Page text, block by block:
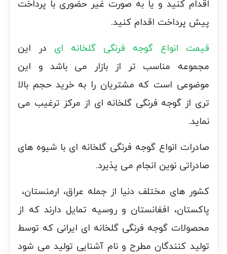
اقدام کنید و یا به صورت غیر حضوری با پرداخت
پیش پرداخت اقدام کنید.
قیمت انواع گوجه فرنگی گلخانه ای در این
مجموعه مناسب تر از بازار می باشد و این
موضوعی است که مشتریان را به خرید حجم بالا
تری از گوجه فرنگی گلخانه ای از مرکز ترغیب می
نماید.
صادرات انواع گوجه فرنگی گلخانه ای با شیوه های
صادراتی نوین انجام می پذیرد.
کشور های مختلف دنیا از جمله عراق، ارمنستان،
پاکستان، افغانستان و روسیه تمایل دارند که از
محصولات گوجه فرنگی گلخانه ای ایرانی که توسط
تولید کنندگان مطرح و نام آشنایی تولید می شود